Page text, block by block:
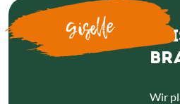
Giselle
Wir